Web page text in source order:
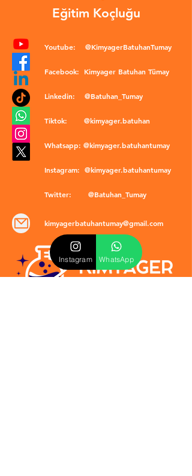
Eğitim Koçluğu
Youtube: @KimyagerBatuhanTumay
Facebook: Kimyager Batuhan Tümay
Linkedin: @Batuhan_Tumay
Tiktok: @kimyager.batuhan
Whatsapp: @kimyager.batuhantumay
Instagram: @kimyager.batuhantumay
Twitter: @Batuhan_Tumay
kimyagerbatuhantumay@gmail.com
Instagram WhatsApp